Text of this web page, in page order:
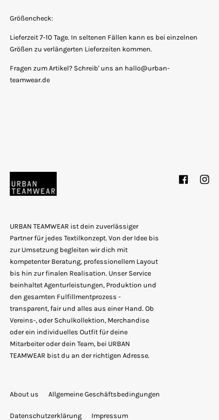
Größencheck:
Lieferzeit 7-10 Tage. In seltenen Fällen kann es bei einzelnen
Größen zu verlängerten Lieferzeiten kommen.
Fragen zum Artikel? Schreib' uns an hallo@urban-
teamwear.de
Facebook
URBAN TEAMWEAR ist dein zuverlässiger
Partner für jedes Textilkonzept. Von der Idee bis
zur Umsetzung begleiten wir dich mit
kompetenter Beratung, professionellem Layout
bis hin zur finalen Realisation. Unser Service
beinhaltet Agenturleistungen, Produktion und
den gesamten Fulfillmentprozess -
transparent, fair und alles aus einer Hand. Ob
Vereins-, oder Schulkollektion, Merchandise
oder ein individuelles Outfit für deine
Mitarbeiter oder dein Team, bei URBAN
TEAMWEAR bist du an der richtigen Adresse.
About us Allgemeine Geschäftsbedingungen
Datenschutzerklärung Impressum